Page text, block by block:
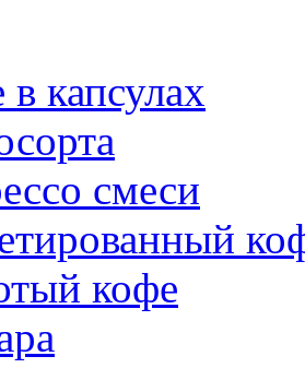
капсулах
смеси
кофе